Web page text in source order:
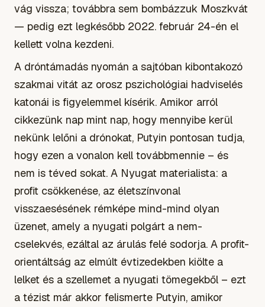
vág vissza; továbbra sem bombázzuk Moszkvát
— pedig ezt legkésőbb 2022. február 24-én el
kellett volna kezdeni.
A dróntámadás nyomán a sajtóban kibontakozó
szakmai vitát az orosz pszichológiai hadviselés
katonái is figyelemmel kísérik. Amikor arról
cikkezünk nap mint nap, hogy mennyibe kerül
nekünk lelőni a drónokat, Putyin pontosan tudja,
hogy ezen a vonalon kell továbbmennie – és
nem is téved sokat. A Nyugat materialista: a
profit csökkenése, az életszínvonal
visszaesésének rémképe mind-mind olyan
üzenet, amely a nyugati polgárt a nem-
cselekvés, ezáltal az árulás felé sodorja. A profit-
orientáltság az elmúlt évtizedekben kiölte a
lelket és a szellemet a nyugati tömegekből – ezt
a tézist már akkor felismerte Putyin, amikor